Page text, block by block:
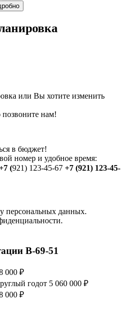
или Вы хотите изменить
нам!
в бюджет!
номер и удобное время:
(921) 123-45-67 +7 (921) 123-45-
персональных данных.
В-69-51
000 ₽
годот 5 060 000 ₽
000 ₽